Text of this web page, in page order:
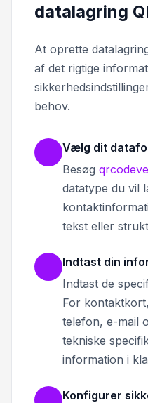
datalagring
At oprette
af det rigtige
behov.
Vælg dit
Besøg
datatype du vil
tekst eller
Indtast din
Indtast de
For
telefon, e-mail
tekniske
information i
Konfigurer